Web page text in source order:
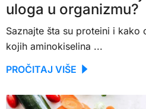
uloga u organizmu?
Saznajte šta su proteini i kako
kojih aminokiselina ...
PROČITAJ VIŠE